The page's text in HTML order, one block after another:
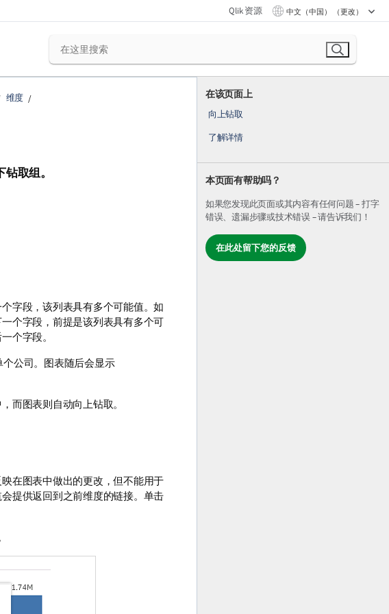
Qlik 资源 中文（中国） （更改）
在该页面上
向上钻取
了解详情
本页面有帮助吗？
如果您发现此页面或其内容有任何问题 – 打字
错误、遗漏步骤或技术错误 – 请告诉我们！
在此处留下您的反馈
维度
取组。
字段，该列表具有多个可能值。如
个字段，前提是该列表具有多个可
个字段。
公司。图表随后会显示
而图表则自动向上钻取。
在图表中做出的更改，但不能用于
提供返回到之前维度的链接。单击